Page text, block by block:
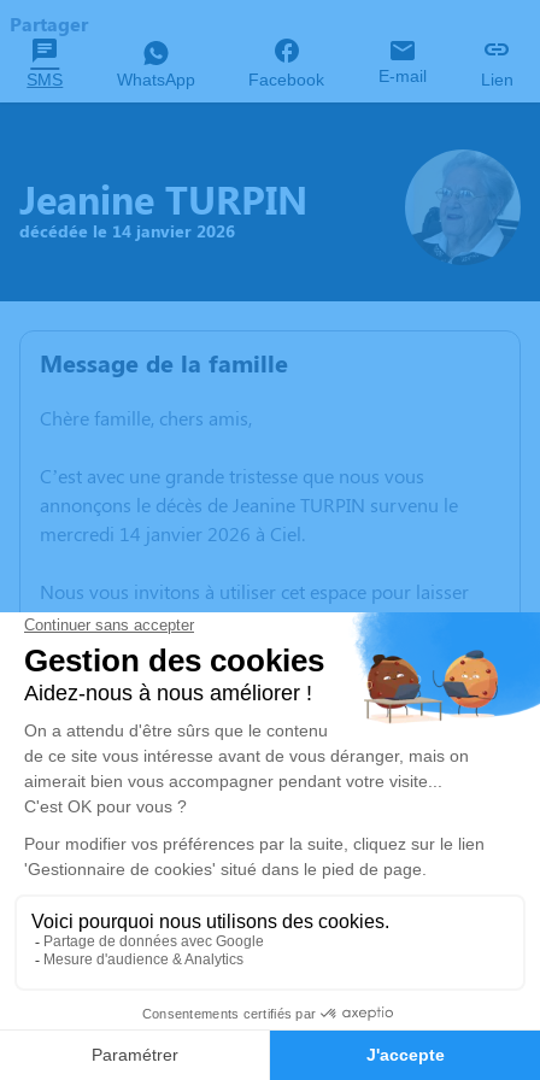
Faire-part Hommages
Partager
SMS WhatsApp Facebook E-mail Lien
Jeanine TURPIN
décédée le 14 janvier 2026
Message de la famille
Chère famille, chers amis,
C’est avec une grande tristesse que nous vous
annonçons le décès de Jeanine TURPIN survenu le
mercredi 14 janvier 2026 à Ciel.
Nous vous invitons à utiliser cet espace pour laisser
vos condoléances, partager des photos souvenirs, une
anecdote ou exprimer vos pensées à travers des
poèmes ou des textes. Cet endroit est un lieu
d'expression dédié à honorer la mémoire de Jeanine
TURPIN.
Un service de plantation d’arbre hommage est
disponible ici.
Je rends hommage
Cérémonie
Paroisse de la Sainte Trinité En Bresse
71330 Saint Germain du Bois